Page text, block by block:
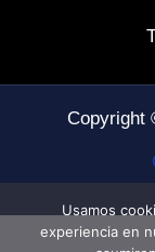
Copyright
Usamos
experiencia en